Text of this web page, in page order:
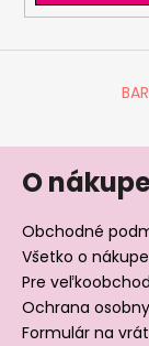
O
Obchodné
Všetko o nákupe
Pre
Ochrana
Formulár na